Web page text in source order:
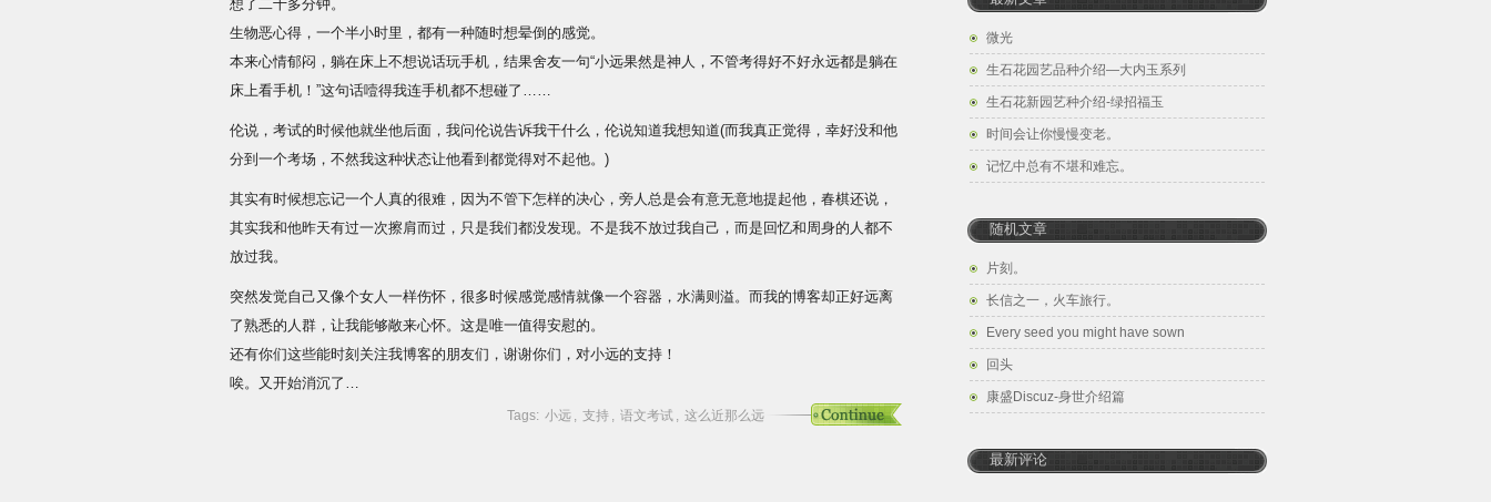
想了二十多分钟。
生物恶心得，一个半小时里，都有一种随时想晕倒的感觉。
本来心情郁闷，躺在床上不想说话玩手机，结果舍友一句“小远果然是神人，不管考得好不好永远都是躺在
床上看手机！”这句话噎得我连手机都不想碰了……
伦说，考试的时候他就坐他后面，我问伦说告诉我干什么，伦说知道我想知道(而我真正觉得，幸好没和他
分到一个考场，不然我这种状态让他看到都觉得对不起他。)
其实有时候想忘记一个人真的很难，因为不管下怎样的决心，旁人总是会有意无意地提起他，春棋还说，
其实我和他昨天有过一次擦肩而过，只是我们都没发现。不是我不放过我自己，而是回忆和周身的人都不
放过我。
突然发觉自己又像个女人一样伤怀，很多时候感觉感情就像一个容器，水满则溢。而我的博客却正好远离
了熟悉的人群，让我能够敞来心怀。这是唯一值得安慰的。
还有你们这些能时刻关注我博客的朋友们，谢谢你们，对小远的支持！
唉。又开始消沉了…
Tags: 小远 , 支持 , 语文考试 , 这么近那么远
微光
生石花园艺品种介绍—大内玉系列
生石花新园艺种介绍-绿招福玉
时间会让你慢慢变老。
记忆中总有不堪和难忘。
随机文章
片刻。
长信之一，火车旅行。
Every seed you might have sown
回头
康盛Discuz-身世介绍篇
最新评论